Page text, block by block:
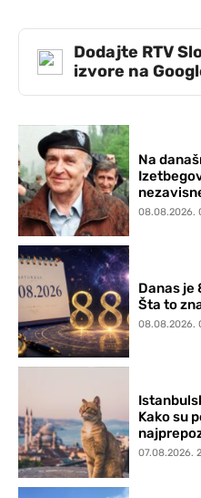
Dodajte RTV
izvore na
Na
08.08.2026.
Danas je
Šta to
08.08.2026.
Kako su
07.08.2026.